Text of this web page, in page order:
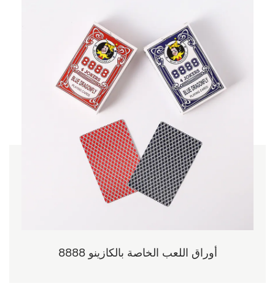
مثيل له ممكنًا بفضل مزيج من التكنولوجيا المتطورة والتصميم
المبتكر، مما يسمح لك بالوفاء حتى بجداول الإنتاج المطلوبة
بسهولة. سواء كنت تقوم بتوريد كازينو كبير، أو شركة مصنعة
لألعاب الطاولة، أو متجر بيع بالتجزئة، فإن هذه الآلة تضمن لك
الاستخدام المستدام والفعال للطاقة
في عالم اليوم، لم تعد الاستدامة مجرد كلمة طنانة؛ انها طريقة
للحياة. تم تصميم آلة التزجيج الحراري لبطاقة اللعب بالزيت
ذات الطبقة المزدوجة مع وضع البيئة في الاعتبار. ويتميز
بتصميم موفر للطاقة يضمن الاستخدام المسؤول للموارد.
إحدى الميزات البارزة لهذه الآلة هي قدرتها على إعادة تدوير
وإعادة استخدام الطاقة الحرارية، مما يقلل بشكل كبير من
استهلاك الطاقة. من خلال تقليل بصمتها البيئية، تتوافق هذه
كفاءة إنتاجية استثنائية8888 أوراق اللعب الخاصة بالكازينو